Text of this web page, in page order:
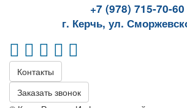
+7 (978) 715-70-60
г. Керчь, ул.
Контакты
Заказать звонок